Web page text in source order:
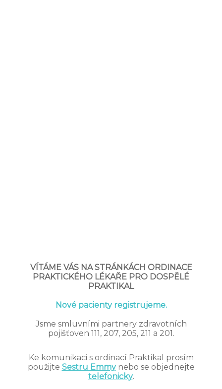
VÍTÁME VÁS NA STRÁNKÁCH ORDINACE
PRAKTICKÉHO LÉKAŘE PRO DOSPĚLÉ
PRAKTIKAL
Nové pacienty registrujeme.
Jsme smluvními partnery zdravotních
pojišťoven 111, 207, 205, 211 a 201.
Ke komunikaci s ordinací Praktikal prosím
použijte Sestru Emmynebo se objednejte
telefonicky.